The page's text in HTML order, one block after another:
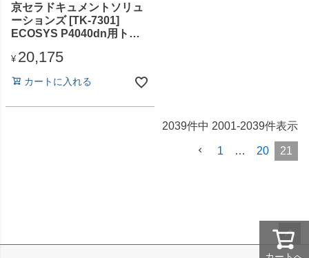
京セラドキュメントソリュ
ーションズ [TK-7301]
ECOSYS P4040dn用トナ
ジ）
¥ 20,175
カートに入れる
2039件中 2001-2039件表示
1 … 20 21
ペー